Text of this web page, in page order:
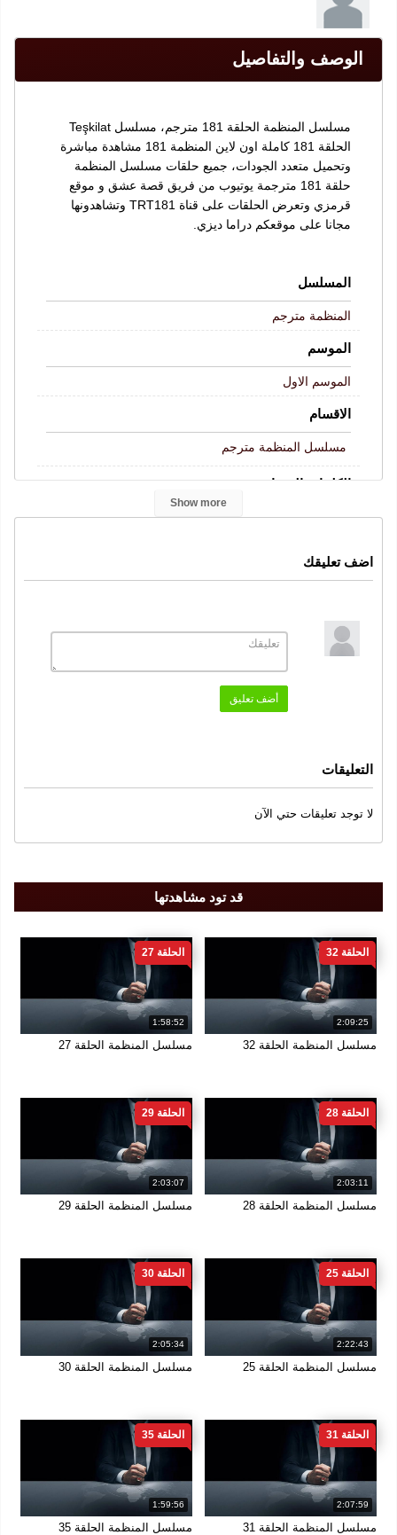
الوصف والتفاصيل
مسلسل المنظمة الحلقة 181 مترجم، مسلسل Teşkilat
الحلقة 181 كاملة اون لاين المنظمة 181 مشاهدة مباشرة
وتحميل متعدد الجودات، جميع حلقات مسلسل المنظمة
حلقة 181 مترجمة يوتيوب من فريق قصة عشق و موقع
قرمزي وتعرض الحلقات على قناة TRT181 وتشاهدونها
مجانا على موقعكم دراما ديزي.
المسلسل
المنظمة مترجم
الموسم
الموسم الاول
الاقسام
مسلسل المنظمة مترجم
الكلمات المفتاحية
المنظمة, مسلسل المنظمة,
Teşkilat
, المنظمة الحلقة 181
المنظمة حلقة 181 كاملة
النوع
دراما
Show more
اضف تعليقك
أضف تعليق
التعليقات
لا توجد تعليقات حتي الآن
قد تود مشاهدتها
2:09:25
الحلقة 32
مسلسل المنظمة الحلقة 32
1:58:52
الحلقة 27
مسلسل المنظمة الحلقة 27
2:03:11
الحلقة 28
مسلسل المنظمة الحلقة 28
2:03:07
الحلقة 29
مسلسل المنظمة الحلقة 29
2:22:43
الحلقة 25
مسلسل المنظمة الحلقة 25
2:05:34
الحلقة 30
مسلسل المنظمة الحلقة 30
2:07:59
الحلقة 31
مسلسل المنظمة الحلقة 31
1:59:56
الحلقة 35
مسلسل المنظمة الحلقة 35